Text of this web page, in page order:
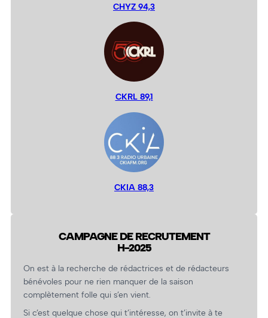
CHYZ 94,3
CKRL 89,1
CKIA 88,3
CAMPAGNE DE RECRUTEMENT
H-2025
On est à la recherche de rédactrices et de rédacteurs
bénévoles pour ne rien manquer de la saison
complètement folle qui s’en vient.
Si c’est quelque chose qui t’intéresse, on t’invite à te